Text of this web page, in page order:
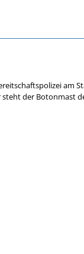
am
der Botonmast